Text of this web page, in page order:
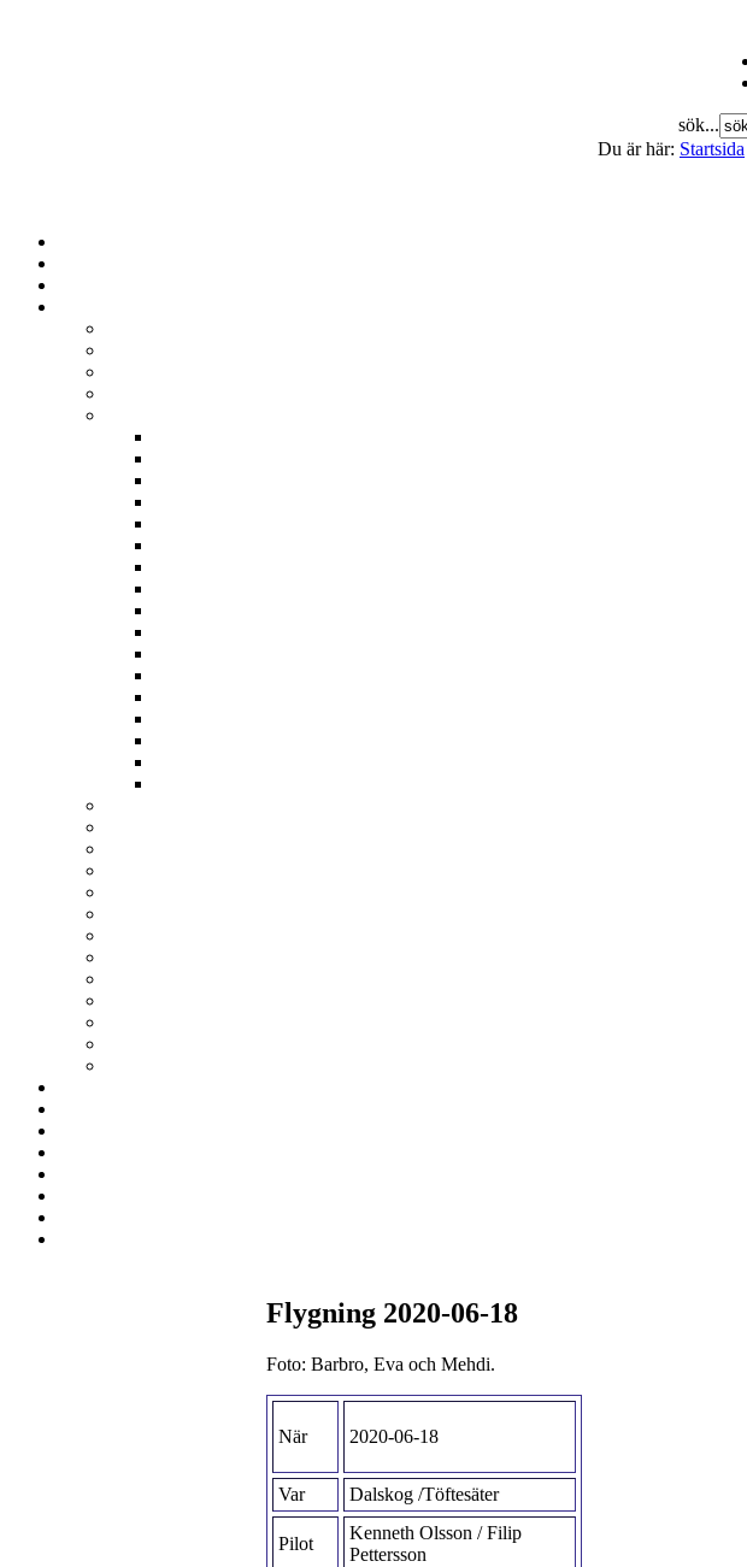
sök...
Du är här: Startsida
Flygning 2020-06-18
Foto: Barbro, Eva och Mehdi.
När 2020-06-18
Var Dalskog /Töftesäter
Pilot
Kenneth Olsson / Filip
Pettersson